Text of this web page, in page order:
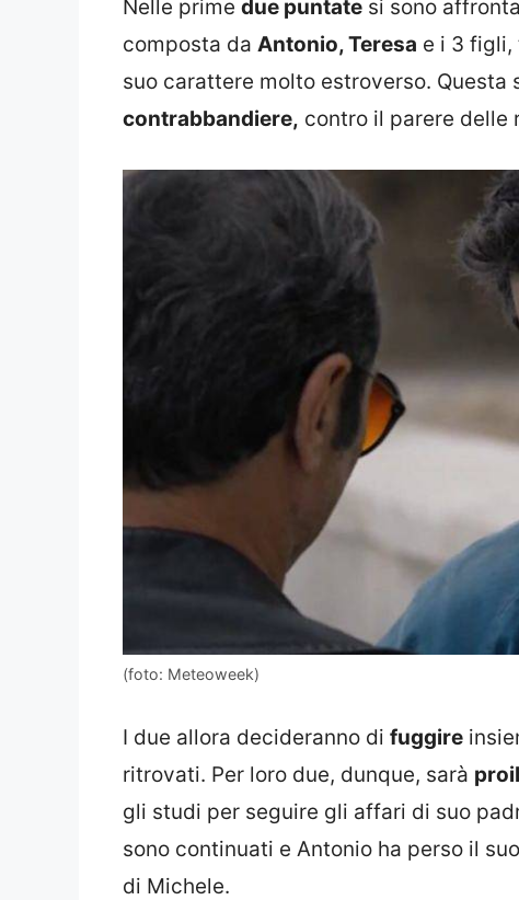
Nelle prime due puntate si sono
composta da Antonio, Teresa e i 3 figli,
suo carattere molto estroverso. Questa
contrabbandiere, contro il parere delle
(foto: Meteoweek)
I due allora decideranno di fuggire
ritrovati. Per loro due, dunque, sarà
gli studi per seguire gli affari di suo
sono continuati e Antonio ha perso il
di Michele.